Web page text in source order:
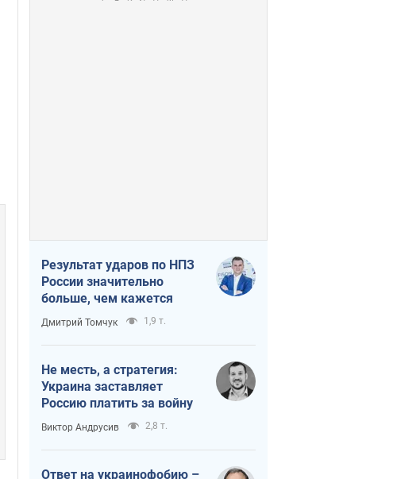
Результат ударов по НПЗ
России значительно
больше, чем кажется
Дмитрий Томчук 1,9 т.
Не месть, а стратегия:
Украина заставляет
Россию платить за войну
Виктор Андрусив 2,8 т.
Ответ на украинофобию –